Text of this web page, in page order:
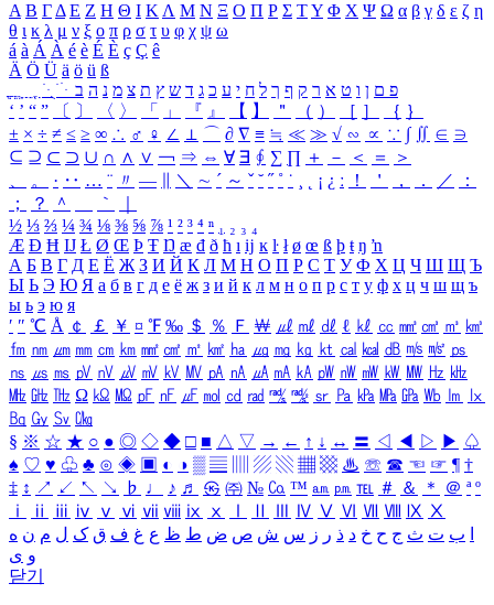
Α Β ΓΔ Ε Ζ Η Θ Ι ΚΛ Μ Ν Ξ Ο Π Ρ Σ ΤΥ Φ Χ Ψ Ω α β γ δ ε ζ η
θ ι κ λ μ ν ξ ο π ρ σ τ υ φ χ ψ ω
á à Á À é è É È ç Ç ê
Ä Ö Ü ä ö ü ß
ִֶֹ ֻּ ׁׂ פ ם ן ו ט א ר ק ף ך ל ח י ע כ ג ד ש ץ ת צ מ נ ה ב
‘ ’ “ ” 〔 〕 〈 〉 「 」 『 』 【 】 ＂ （ ） ［ ］ ｛ ｝
± × ÷ ≠ ≤ ≥ ∞ ∴ ♂ ♀ ∠ ⊥ ⌒ ∂ ∇ ≡ ≒ ≪ ≫ √ ∽ ∝ ∵ ∫ ∬ ∈ ∋
⊆ ⊇ ⊂ ⊃ ∪ ∩ ∧ ∨ ￢ ⇒ ⇔ ∀ ∃ ∮ ∑ ∏ ＋ － ＜ ＝
＞
、
。 · ‥ … ¨ 〃 ― ＼ ∼ ´ ～ ˇ ˘ ˝ ˚ ˙ ¸ ¡ ¿ ː ！ ＇ ， ． ／
：
；
？ ＾ ｀
½ ⅓ ⅔ ¼ ¾ ⅛ ⅜ ⅝ ⅞ ¹ ² ³ ⁴ ⁿ ₁ ₂ ₃ ₄
Æ Ð Ħ Ĳ Ł Ø Œ Þ Ŧ Ŋ æ đ ð ħ ı ĳ ĸ ŀ ł ø œ ß þ ŧ ŋ ŉ
А Б В Г Д Е Ё Ж З И Й К Л М Н О П Р С Т У Ф Х Ц Ч Ш Щ Ъ
Ы Ь Э Ю Я а б в г д е ё ж з и й к л м н о п р с т у ф х ц ч ш щ ъ
ы ь э ю я
′ ″ ℃ Å ￠ ￡ ￥ ¤ ℉ ‰ ＄ ％ Ｆ ￦ ㎕ ㎖ ㎗ ℓ ㎘ ㏄ ㎣ ㎤ ㎥ ㎦
㎙ ㎚ ㎛ ㎜ ㎝ ㎞ ㎟ ㎠ ㎡ ㎢ ㏊ ㎍ ㎎ ㎏ ㏏ ㎈ ㎉ ㏈ ㎧ ㎨ ㎰
㎱ ㎲ ㎳ ㎴ ㎵ ㎶ ㎷ ㎸ ㎹ ㎀ ㎁ ㎂ ㎃ ㎄ ㎺ ㎻ ㎽ ㎾ ㎿ ㎐ ㎑
㎒ ㎓ ㎔ Ω ㏀ ㏁ ㎊ ㎋ ㎌ ㏖ ㏅ ㎭ ㎮ ㎯ ㏛ ㎩ ㎪ ㎫ ㎬ ㏝ ㏐
㏓
㏃ ㏉ ㏜ ㏆
§ ※ ☆ ★ ○ ● ◎ ◇ ◆ □ ■ △ ▽ → ← ↑ ↓ ↔ 〓 ◁ ◀ ▷ ▶ ♤
♠ ♡ ♥ ♧ ♣ ⊙ ◈ ▣ ◐ ◑ ▒ ▤ ▨ ▧ ▦ ▩ ♨ ☏ ☎ ☜ ☞ ¶ †
‡ ↕ ↗ ↙ ↖ ↘ ♭ ♩ ♪ ♬ ㉿ ㈜ № ㏇ ™ ㏂ ㏘ ℡ ＃ ＆ ＊ ＠ ª º
ⅰ
ⅱ ⅲ ⅳ ⅴ ⅵ ⅶ ⅷ ⅸ ⅹ Ⅳ Ⅴ Ⅵ Ⅶ Ⅷ Ⅸ Ⅹ
ب ت ث ج ح خ د ذ ر ز س ش ص ض ط ظ ع غ ف ق ک ل م ن ه
و ی
닫기